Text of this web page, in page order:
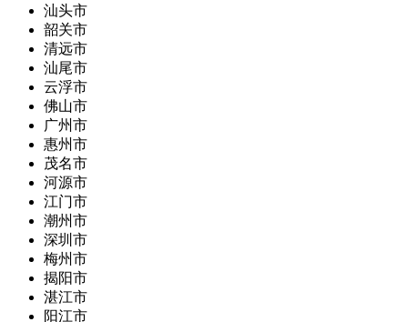
汕头市
韶关市
清远市
汕尾市
云浮市
佛山市
广州市
惠州市
茂名市
河源市
江门市
潮州市
深圳市
梅州市
揭阳市
湛江市
阳江市